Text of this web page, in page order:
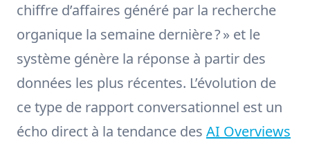
chiffre d’affaires généré par la recherche
organique la semaine dernière ? » et le
système génère la réponse à partir des
données les plus récentes. L’évolution de
ce type de rapport conversationnel est un
écho direct à la tendance des AI Overviews